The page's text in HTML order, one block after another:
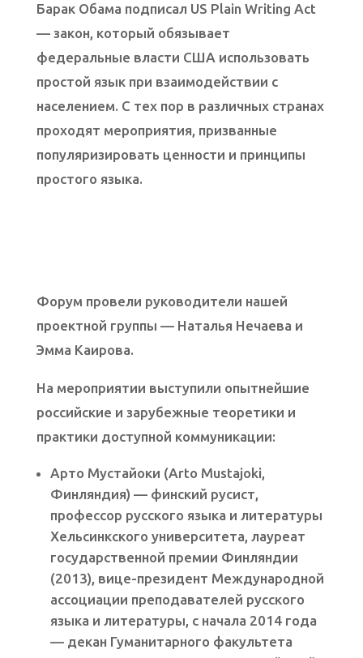
Барак Обама подписал US Plain Writing Act
— закон, который обязывает
федеральные власти США использовать
простой язык при взаимодействии с
населением. С тех пор в различных странах
проходят мероприятия, призванные
популяризировать ценности и принципы
простого языка.
Форум провели руководители нашей
проектной группы — Наталья Нечаева и
Эмма Каирова.
На мероприятии выступили опытнейшие
российские и зарубежные теоретики и
практики доступной коммуникации:
Арто Мустайоки (Arto Mustajoki,
Финляндия) — финский русист,
профессор русского языка и литературы
Хельсинкского университета, лауреат
государственной премии Финляндии
(2013), вице-президент Международной
ассоциации преподавателей русского
языка и литературы, с начала 2014 года
— декан Гуманитарного факультета